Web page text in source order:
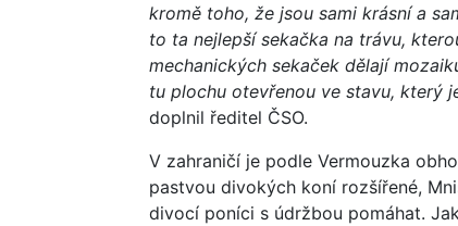
kromě toho, že jsou sami krásní a
to ta nejlepší sekačka na trávu,
mechanických sekaček dělají
tu plochu otevřenou ve stavu, který
doplnil ředitel ČSO.
V zahraničí je podle Vermouzka
pastvou divokých koní rozšířené,
divocí poníci s údržbou pomáhat.